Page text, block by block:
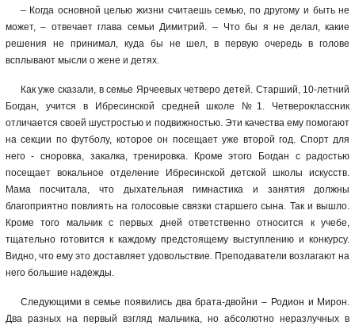
– Когда основной целью жизни считаешь семью, по другому и быть не
может, – отвечает глава семьи Димитрий. – Что бы я не делал, какие
решения не принимал, куда бы не шел, в первую очередь в голове
всплывают мысли о жене и детях.
Как уже сказали, в семье Ярчеевых четверо детей. Старший, 10-летний
Богдан, учится в Ибресинской средней школе №1. Четвероклассник
отличается своей шустростью и подвижностью. Эти качества ему помогают
на секции по футболу, которое он посещает уже второй год. Спорт для
него - сноровка, закалка, тренировка. Кроме этого Богдан с радостью
посещает вокальное отделение Ибресинской детской школы искусств.
Мама посчитала, что дыхательная гимнастика и занятия должны
благоприятно повлиять на голосовые связки старшего сына. Так и вышло.
Кроме того мальчик с первых дней ответственно относится к учебе,
тщательно готовится к каждому предстоящему выступлению и конкурсу.
Видно, что ему это доставляет удовольствие. Преподаватели возлагают на
него большие надежды.
Следующими в семье появились два брата-двойни – Родион и Мирон.
Два разных на первый взгляд мальчика, но абсолютно неразлучных в